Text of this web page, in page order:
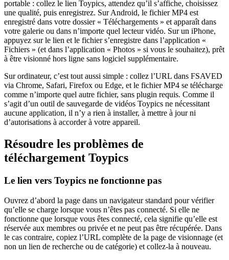
portable : collez le lien Toypics, attendez qu’il s’affiche, choisissez
une qualité, puis enregistrez. Sur Android, le fichier MP4 est
enregistré dans votre dossier « Téléchargements » et apparaît dans
votre galerie ou dans n’importe quel lecteur vidéo. Sur un iPhone,
appuyez sur le lien et le fichier s’enregistre dans l’application «
Fichiers » (et dans l’application « Photos » si vous le souhaitez), prêt
à être visionné hors ligne sans logiciel supplémentaire.
Sur ordinateur, c’est tout aussi simple : collez l’URL dans FSAVED
via Chrome, Safari, Firefox ou Edge, et le fichier MP4 se télécharge
comme n’importe quel autre fichier, sans plugin requis. Comme il
s’agit d’un outil de sauvegarde de vidéos Toypics ne nécessitant
aucune application, il n’y a rien à installer, à mettre à jour ni
d’autorisations à accorder à votre appareil.
Résoudre les problèmes de
téléchargement Toypics
Le lien vers Toypics ne fonctionne pas
Ouvrez d’abord la page dans un navigateur standard pour vérifier
qu’elle se charge lorsque vous n’êtes pas connecté. Si elle ne
fonctionne que lorsque vous êtes connecté, cela signifie qu’elle est
réservée aux membres ou privée et ne peut pas être récupérée. Dans
le cas contraire, copiez l’URL complète de la page de visionnage (et
non un lien de recherche ou de catégorie) et collez-la à nouveau.